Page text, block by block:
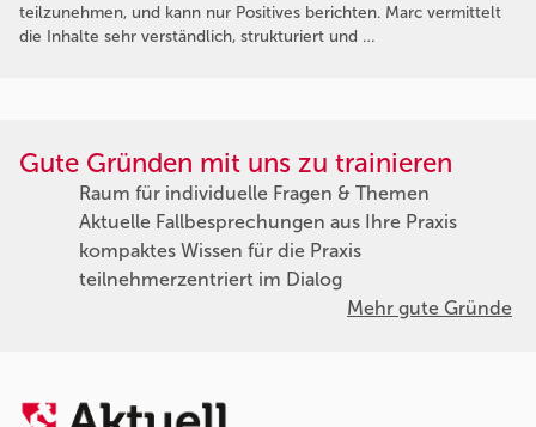
teilzunehmen, und kann nur Positives berichten. Marc vermittelt
die Inhalte sehr verständlich, strukturiert und …
Gute Gründen mit uns zu trainieren
Raum für individuelle Fragen & Themen
Aktuelle Fallbesprechungen aus Ihre Praxis
kompaktes Wissen für die Praxis
teilnehmerzentriert im Dialog
Mehr gute Gründe